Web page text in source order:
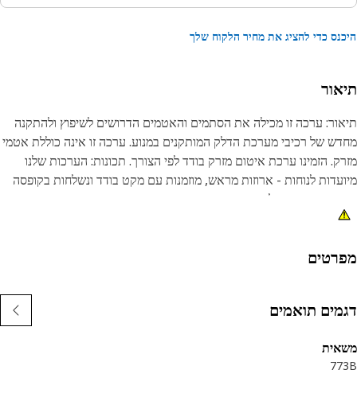
כדי להציג את מחיר הלקוח שלך
ערכה זו מכילה את הסתמים והאטמים הדרושים לשיפוץ ולהתקנה
של רכיבי מערכת הדלק המותקנים במנוע. ערכה זו אינה כוללת אטמי
הזמינו ערכת איטום מזרק בודד לפי הצורך. תכונות: הערכות שלנו
לנוחות - ארוזות מראש, מוזמנות עם מקט בודד ונשלחות בקופסה
מה שחוסך לך זמן וכסף.
תואמים